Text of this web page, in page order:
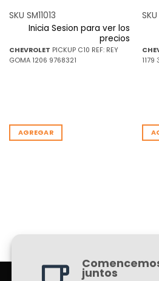
SKU SM11013
Inicia Sesion para ver los
precios
CHEVROLET PICKUP C10 REF: REY
GOMA 1206 9768321
AGREGAR
SKU
juntos